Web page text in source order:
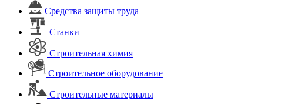
Средства защиты труда
Станки
Строительная химия
Строительное оборудование
Строительные материалы